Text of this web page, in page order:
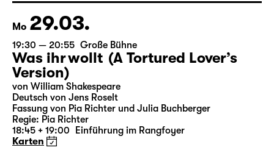
Im Anschluss: „Selfie im Bühnenlicht“
Karten
Mo 29.03.
19:30 — 20:55 Große Bühne
Was ihr wollt (A Tortured Lover’s
Version)
von William Shakespeare
Deutsch von Jens Roselt